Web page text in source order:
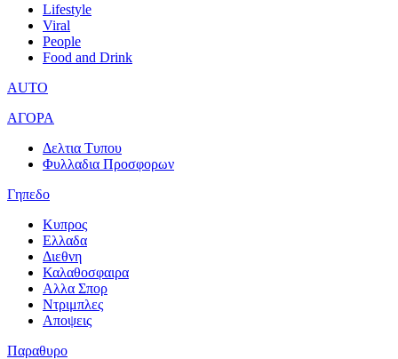
Lifestyle
Viral
People
Food and Drink
AUTO
ΑΓΟΡΑ
Δελτια Τυπου
Φυλλαδια Προσφορων
Γηπεδο
Κυπρος
Ελλαδα
Διεθνη
Καλαθοσφαιρα
Αλλα Σπορ
Ντριμπλες
Αποψεις
Παραθυρο